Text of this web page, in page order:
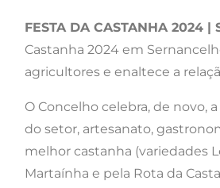
FESTA DA CASTANHA 2024 |
Castanha 2024 em
agricultores e enaltece a
O Concelho celebra, de novo,
do setor, artesanato,
melhor castanha (variedades
Martaínha e pela Rota da